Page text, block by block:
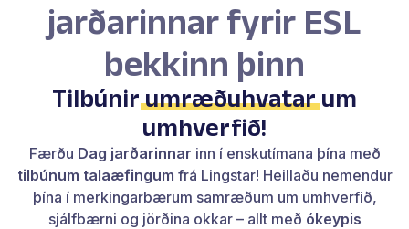
jarðarinnar fyrir ESL
bekkinn þinn
Tilbúnirumræðuhvatarum
umhverfið!
Færðu Dag jarðarinnar inn í enskutímana þína með
tilbúnum talaæfingum frá Lingstar! Heillaðu nemendur
þína í merkingarbærum samræðum um umhverfið,
sjálfbærni og jörðina okkar – allt með ókeypis